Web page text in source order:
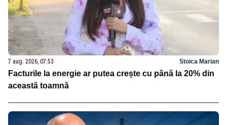
7 aug. 2026, 07:53 Stoica Marian
Facturile la energie ar putea crește cu până la 20% din
această toamnă